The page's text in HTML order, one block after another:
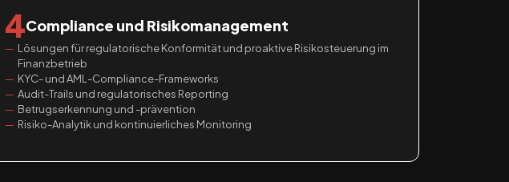
4Compliance und Risikomanagement
Lösungen für regulatorische Konformität und proaktive Risikosteuerung im
Finanzbetrieb
KYC- und AML-Compliance-Frameworks
Audit-Trails und regulatorisches Reporting
Betrugserkennung und -prävention
Risiko-Analytik und kontinuierliches Monitoring